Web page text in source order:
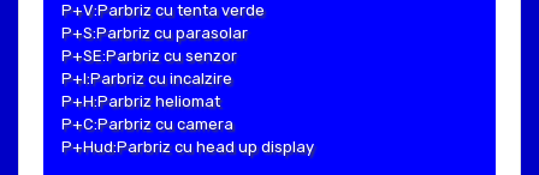
P+V:Parbriz cu tenta verde
P+S:Parbriz cu parasolar
P+SE:Parbriz cu senzor
P+I:Parbriz cu incalzire
P+H:Parbriz heliomat
P+C:Parbriz cu camera
P+Hud:Parbriz cu head up display